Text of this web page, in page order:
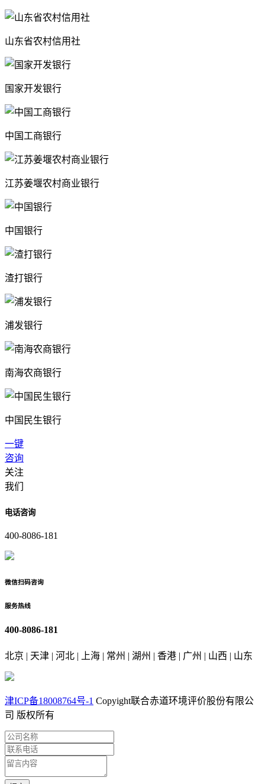
山东省农村信用社
国家开发银行
中国工商银行
江苏姜堰农村商业银行
中国银行
渣打银行
浦发银行
南海农商银行
中国民生银行
一键
咨询
关注
我们
电话咨询
400-8086-181
微信扫码咨询
服务热线
400-8086-181
北京 | 天津 | 河北 | 上海 | 常州 | 湖州 | 香港 | 广州 | 山西 | 山东
津ICP备18008764号-1 Copyight联合赤道环境评价股份有限公
司 版权所有